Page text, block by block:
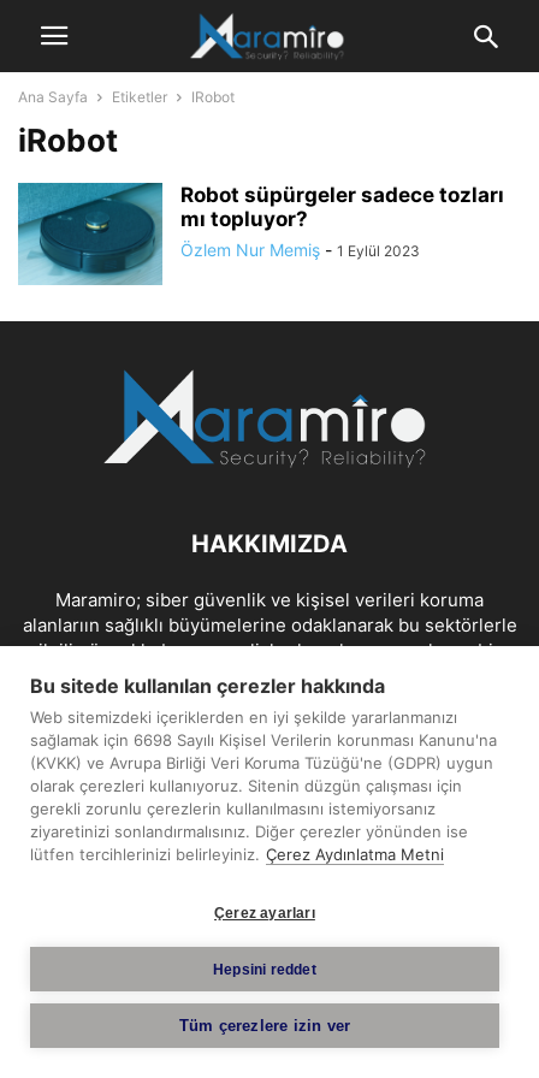
Ana Sayfa Etiketler IRobot
iRobot
Robot süpürgeler sadece tozları
mı topluyor?
Özlem Nur Memiş - 1 Eylül 2023
HAKKIMIZDA
Maramiro; siber güvenlik ve kişisel verileri koruma
alanlarıın sağlıklı büyümelerine odaklanarak bu sektörlerle
ilgili güncel haber ve analizler hazırlayıp yayınlayan bir
haber sitesidir.
İletişim:maramiro@sentezmedya.com.tr
BIZI TAKIP EDIN
Telif Hakkı © 2019 - 2026 Sentez Medya Limited. Tüm hakları
saklıdır.
Bu sitede kullanılan çerezler hakkında
Web sitemizdeki içeriklerden en iyi şekilde yararlanmanızı
sağlamak için 6698 Sayılı Kişisel Verilerin korunması Kanunu'na
(KVKK) ve Avrupa Birliği Veri Koruma Tüzüğü'ne (GDPR) uygun
olarak çerezleri kullanıyoruz. Sitenin düzgün çalışması için
gerekli zorunlu çerezlerin kullanılmasını istemiyorsanız
ziyaretinizi sonlandırmalısınız. Diğer çerezler yönünden ise
lütfen tercihlerinizi belirleyiniz. Çerez Aydınlatma Metni
Çerez ayarları
Hepsini reddet
Tüm çerezlere izin ver